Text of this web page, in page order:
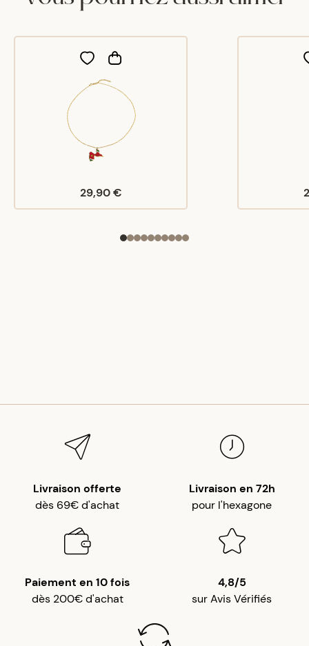
29,90 €
Livraison offerte
dès 69€ d'achat
Livraison en 72h
pour l'hexagone
Paiement en 10 fois
dès 200€ d'achat
4,8/5
sur Avis Vérifiés